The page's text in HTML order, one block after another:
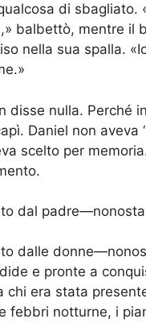
di sbagliato.
balbettò, mentre il
nella sua spalla.
disse nulla. Perché in
Daniel non aveva
scelto per
dal
dalle
e pronte a
chi era stata
febbri notturne, i